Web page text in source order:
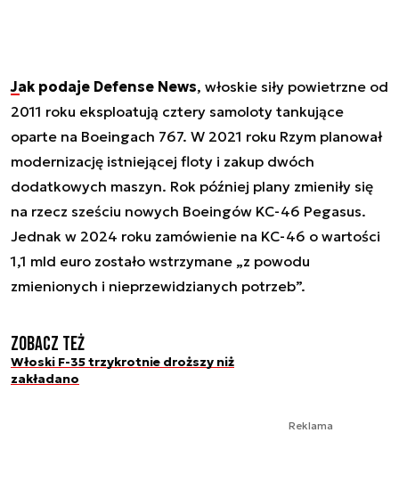
Jak podaje Defense News, włoskie siły powietrzne od
2011 roku eksploatują cztery samoloty tankujące
oparte na Boeingach 767. W 2021 roku Rzym planował
modernizację istniejącej floty i zakup dwóch
dodatkowych maszyn. Rok później plany zmieniły się
na rzecz sześciu nowych Boeingów KC-46 Pegasus.
Jednak w 2024 roku zamówienie na KC-46 o wartości
1,1 mld euro zostało wstrzymane „z powodu
zmienionych i nieprzewidzianych potrzeb”.
Zobacz też
Włoski F-35 trzykrotnie droższy niż
zakładano
Reklama